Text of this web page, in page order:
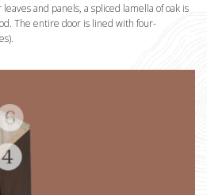
and panels, a spliced lamella of oak is
The entire door is lined with four-